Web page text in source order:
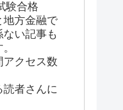
験合格
地方金融で
い記事も
アクセス数
読者さんに